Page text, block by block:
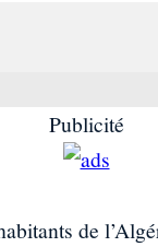
Publicité
de